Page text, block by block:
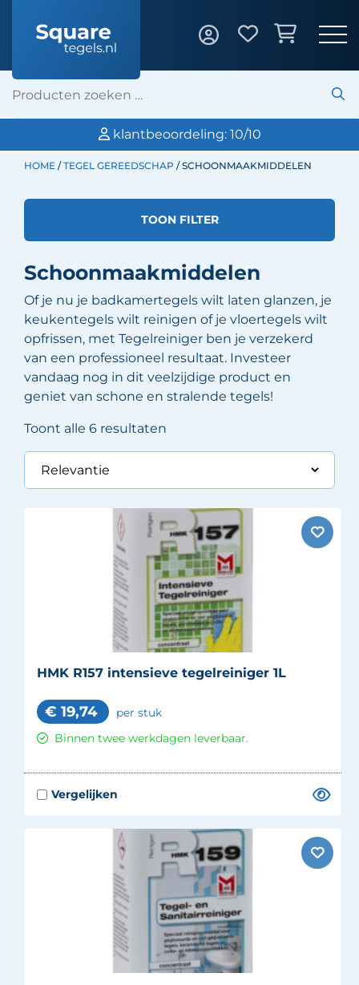
10/10 Professionele
HOME /TEGEL GEREEDSCHAP / SCHOONMAAKMIDDELEN
TOON FILTER
Schoonmaakmiddelen
Of je nu je badkamertegels wilt laten glanzen, je
keukentegels wilt reinigen of je vloertegels wilt
opfrissen, met Tegelreiniger ben je verzekerd
van een professioneel resultaat. Investeer
vandaag nog in dit veelzijdige product en
geniet van schone en stralende tegels!
Toont alle 6 resultaten
HMK R157 intensieve tegelreiniger 1L
€ 19,74 per stuk
Binnen twee werkdagen leverbaar.